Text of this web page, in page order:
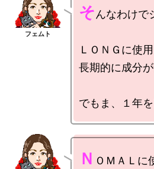
そんなわけで
ＬＯＮＧに使
長期的に成分
Ｎ ＯＭＡＬに